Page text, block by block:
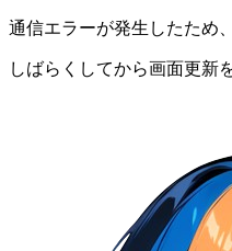
通信エラーが発生したため、
しばらくしてから画面更新